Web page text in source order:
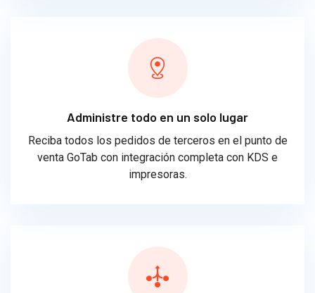
Administre todo en un solo lugar
Reciba todos los pedidos de terceros en el punto de
venta GoTab con integración completa con KDS e
impresoras.